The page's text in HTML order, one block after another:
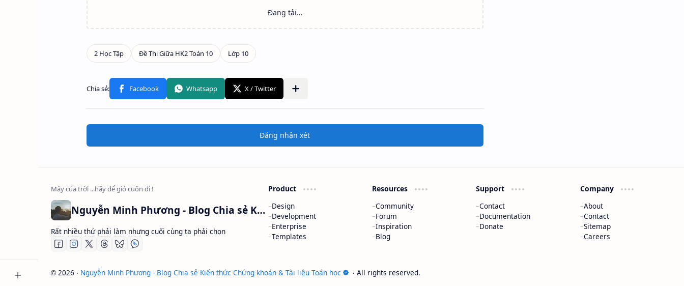
Đăng nhận xét
Nguyễn Minh Phương - Blog Chia sẻ Kiến thức Chứng khoán & Tài liệu Toán học
Rất nhiều thứ phải làm nhưng cuối cùng ta phải chọn
Product
Design
Development
Enterprise
Templates
Resources
Community
Forum
Inspiration
Blog
Support
Contact
Documentation
Donate
Company
About
Contact
Sitemap
Careers
© 2026 ‧ Nguyễn Minh Phương - Blog Chia sẻ Kiến thức Chứng khoán & Tài liệu Toán học ‧ All rights reserved.